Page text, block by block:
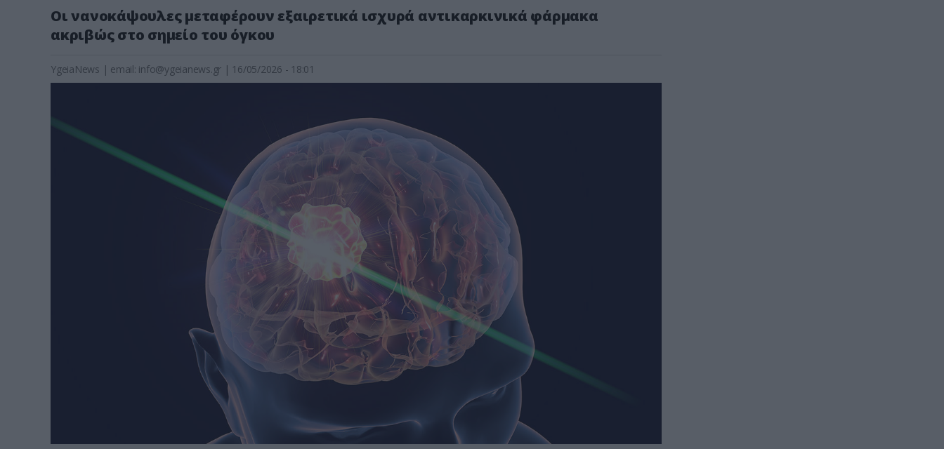
Οι νανοκάψουλες μεταφέρουν εξαιρετικά ισχυρά αντικαρκινικά φάρμακα
ακριβώς στο σημείο του όγκου
YgeiaNews | email: info@ygeianews.gr | 16/05/2026 - 18:01